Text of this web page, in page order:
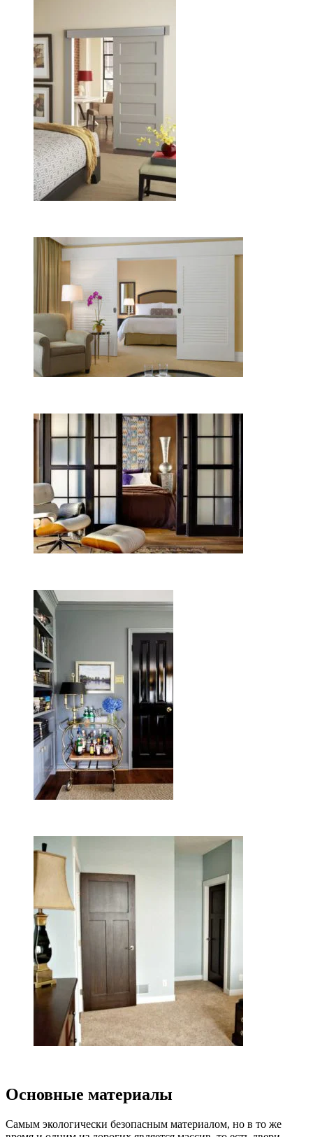
Основные материалы
Самым экологически безопасным материалом, но в то же